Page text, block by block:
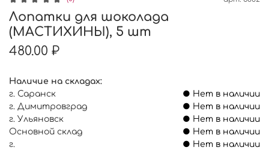
Лопатки для шоколада
(МАСТИХИНЫ), 5 шт
480.00 ₽
Наличие на складах:
г. Саранск
● Нет в наличии
г. Димитровград
● Нет в наличии
г. Ульяновск
● Нет в наличии
Основной склад
● Нет в наличии
г.
● Нет в наличии